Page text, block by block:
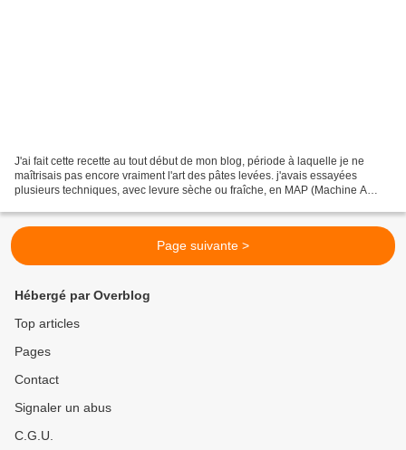
J'ai fait cette recette au tout début de mon blog, période à laquelle je ne
maîtrisais pas encore vraiment l'art des pâtes levées. j'avais essayées
plusieurs techniques, avec levure sèche ou fraîche, en MAP (Machine A
Page suivante >
Hébergé par Overblog
Top articles
Pages
Contact
Signaler un abus
C.G.U.